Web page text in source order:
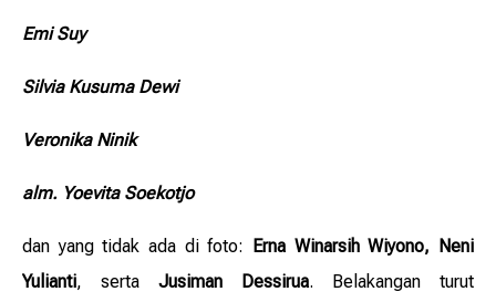
Emi Suy
Silvia Kusuma Dewi
Veronika Ninik
alm. Yoevita Soekotjo
dan yang tidak ada di foto:
Erna Winarsih Wiyono, Neni
Yulianti, serta Jusiman Dessirua. Belakangan turut